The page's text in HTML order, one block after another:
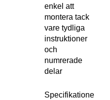
enkel att
montera tack
vare tydliga
instruktioner
och
numrerade
delar
Specifikatione